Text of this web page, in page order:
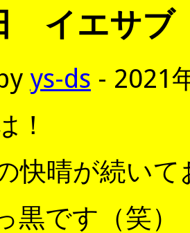
イエサブ
ys-ds - 2021
！
快晴が続いて
黒です（笑）